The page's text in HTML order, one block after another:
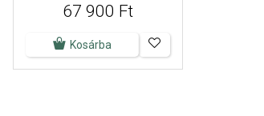
67 900 Ft
Kosárba